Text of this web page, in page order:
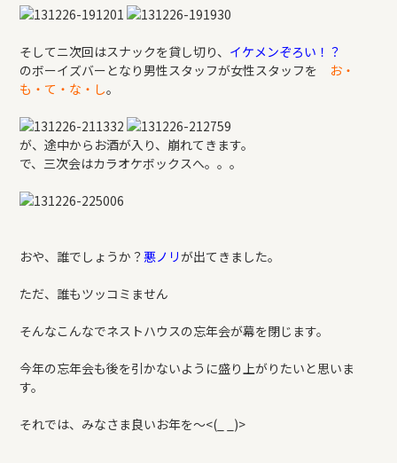
そしてニ次回はスナックを貸し切り、 イケメンぞろい！？
のボーイズバーとなり男性スタッフが女性スタッフを お・
も・て・な・し。
が、途中からお酒が入り、崩れてきます。
で、三次会はカラオケボックスへ。。。
おや、誰でしょうか？悪ノリが出てきました。
ただ、誰もツッコミません
そんなこんなでネストハウスの忘年会が幕を閉じます。
今年の忘年会も後を引かないように盛り上がりたいと思いま
す。
それでは、みなさま良いお年を～<(_ _)>